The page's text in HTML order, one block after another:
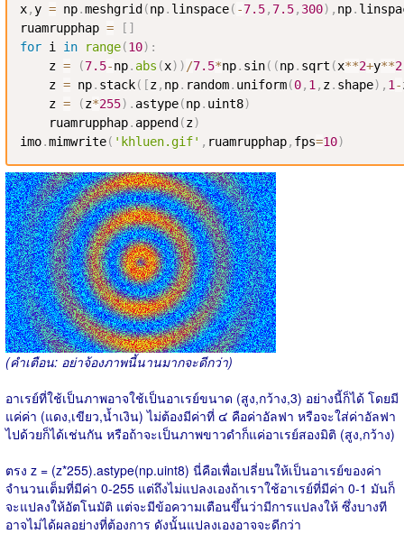
x,y = np.meshgrid (np. linspace( -7.5, 7.5, 300) , np.
ruamrupphap = [ ]
for i in range(10) :
    z
= (7.5-np. abs (x) ) /7.5*np. sin( (np. sqrt (x**2+y**2
    z
= np. stack( [z, np. random. uniform(0, 1 , z. shape) , 1 -
    z
= (z*255) . astype(np. uint8)
    ruamrupphap
. append (z)
imo.mimwrite( 'khluen.gif' , ruamrupphap, fps=10)
(คำเตือน: อย่าจ้องภาพนี้นานมากจะดีกว่า)
อาเรย์ที่ใช้เป็นภาพอาจใช้เป็นอาเรย์ขนาด (สูง,กว้าง,3) อย่างนี้ก็ได้ โดยมี
แค่ค่า (แดง,เขียว,น้ำเงิน) ไม่ต้องมีค่าที่ ๔ คือค่าอัลฟา หรือจะใส่ค่าอัลฟา
ไปด้วยก็ได้เช่นกัน หรือถ้าจะเป็นภาพขาวดำก็แค่อาเรย์สองมิติ (สูง,กว้าง)
ตรง z = (z*255).astype(np.uint8) นี่คือเพื่อเปลี่ยนให้เป็นอาเรย์ของค่า
จำนวนเต็มที่มีค่า 0-255 แต่ถึงไม่แปลงเองถ้าเราใช้อาเรย์ที่มีค่า 0-1 มันก็
จะแปลงให้อัตโนมัติ แต่จะมีข้อความเตือนขึ้นว่ามีการแปลงให้ ซึ่งบางที
อาจไม่ได้ผลอย่างที่ต้องการ ดังนั้นแปลงเองอาจจะดีกว่า